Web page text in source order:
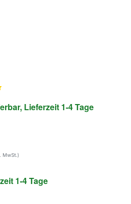
1-4 Tage
Lieferzeit 1-4 Tage